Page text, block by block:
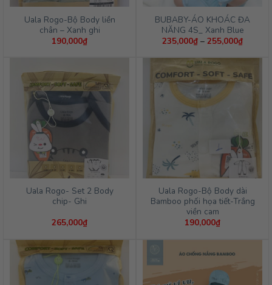
Uala Rogo-Bộ Body liền
chân – Xanh ghi
190,000₫
BUBABY-ÁO KHOÁC ĐA
NĂNG 4S_ Xanh Blue
235,000₫ – 255,000₫Khoảng
từ
đến
Uala Rogo- Set 2 Body
chip- Ghi
265,000₫
Uala Rogo-Bộ Body dài
Bamboo phối họa tiết-Trắng
viền cam
190,000₫